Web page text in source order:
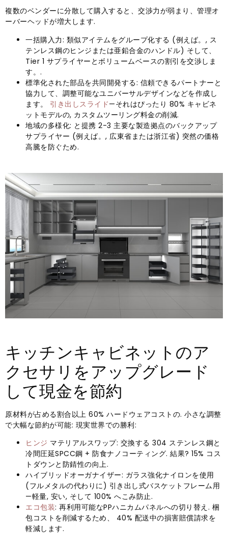
複数のベンダーに分散して購入すると、交渉力が弱まり、管理オ
ーバーヘッドが増大します.
一括購入力: 類似アイテムをグループ化する (例えば。, ス
テンレス鋼のヒンジまたは亜鉛合金のハンドル) そして、
Tier 1 サプライヤーとボリュームベースの割引を交渉しま
す。.
標準化された部品を共同開発する: 信頼できるパートナーと
協力して、調整可能なユニバーサルデザインなどを作成し
ます。 引き出しスライド—それはぴったり 80% キャビネ
ットモデルの, カスタムツーリング料金の削減.
地域の多様化: と提携 2-3 主要な製造拠点のバックアップ
サプライヤー (例えば。, 広東省または浙江省) 突然の価格
高騰を防ぐため.
キッチンキャビネットのア
クセサリをアップグレード
して現金を節約
原材料が占める割合以上 60% ハードウェアコストの. 小さな調整
で大幅な節約が可能: 現実世界での勝利:
ヒンジ マテリアルスワップ: 交換する 304 ステンレス鋼と
冷間圧延SPCC鋼 + 防食ナノコーティング. 結果? 15% コス
トダウンと防錆性の向上.
ハイブリッドオーガナイザー: ガラス強化ナイロンを使用
(フルメタルの代わりに) 引き出し式バスケットフレーム用
—軽量, 安い, そして 100% へこみ防止.
エコ包装: 再利用可能なPPハニカムパネルへの切り替え. 梱
包コストを削減するため、 40% 配送中の損害賠償請求を
軽減します.